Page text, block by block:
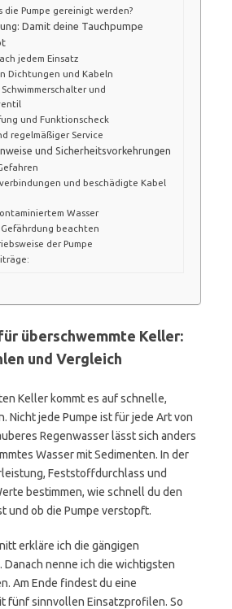
die Pumpe gereinigt werden?
Damit deine Tauchpumpe
jedem Einsatz
Dichtungen und Kabeln
und
und Funktionscheck
regelmäßiger Service
und Sicherheitsvorkehrungen
und beschädigte Kabel
Wasser
beachten
der Pumpe
überschwemmte Keller:
und Vergleich
Keller kommt es auf schnelle,
Nicht jede Pumpe ist für jede Art von
Regenwasser lässt sich anders
Wasser mit Sedimenten. In der
Feststoffdurchlass und
bestimmen, wie schnell du den
und ob die Pumpe verstopft.
erkläre ich die gängigen
Danach nenne ich die wichtigsten
Am Ende findest du eine
fünf sinnvollen Einsatzprofilen. So